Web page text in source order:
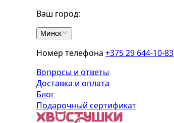
Ваш город:
Минск
Номер телефона +375 29 644-10-83
Вопросы и ответы
Доставка и оплата
Блог
Подарочный сертификат